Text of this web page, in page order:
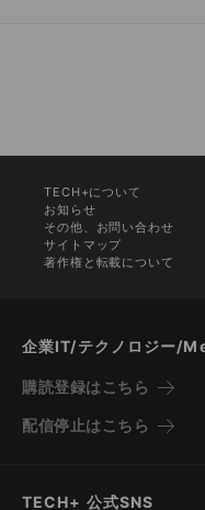
TECH+について
お知らせ
その他、お問い合わせ
サイトマップ
著作権と転載について
企業IT/テクノロジー/
購読登録はこちら
配信停止はこちら
TECH+ 公式SNS